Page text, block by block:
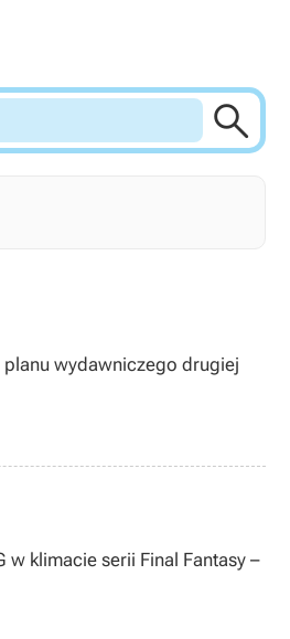

planu wydawniczego drugiej
w klimacie serii Final Fantasy –